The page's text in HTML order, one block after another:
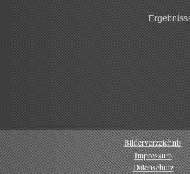
Bilderverzeichnis
Impressum
Datenschutz